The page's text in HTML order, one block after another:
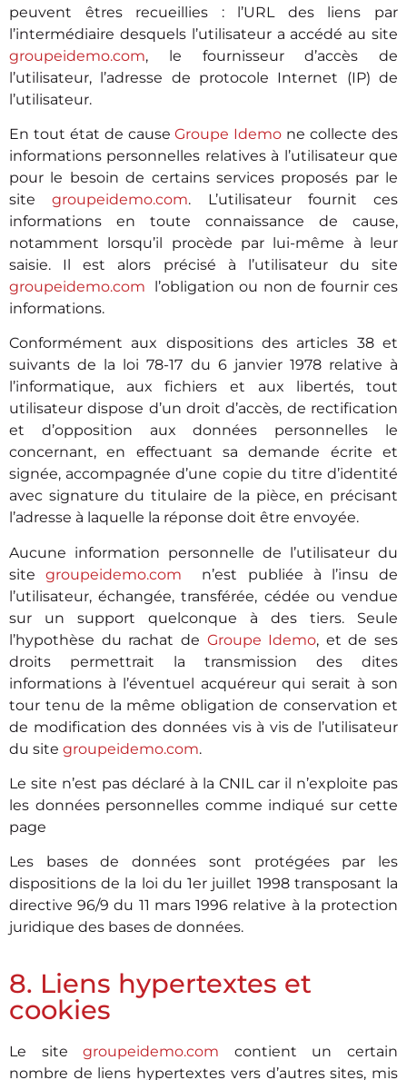
peuvent êtres recueillies : l’URL des liens par
l’intermédiaire desquels l’utilisateur a accédé au site
groupeidemo.com, le fournisseur d’accès de
l’utilisateur, l’adresse de protocole Internet (IP) de
l’utilisateur.
En tout état de causeGroupe Idemo ne collecte des
informations personnelles relatives à l’utilisateur que
pour le besoin de certains services proposés par le
sitegroupeidemo.com. L’utilisateur fournit ces
informations en toute connaissance de cause,
notamment lorsqu’il procède par lui-même à leur
saisie. Il est alors précisé à l’utilisateur du site
groupeidemo.com l’obligation ou non de fournir ces
informations.
Conformément aux dispositions des articles 38 et
suivants de la loi 78-17 du 6 janvier 1978 relative à
l’informatique, aux fichiers et aux libertés, tout
utilisateur dispose d’un droit d’accès, de rectification
et d’opposition aux données personnelles le
concernant, en effectuant sa demande écrite et
signée, accompagnée d’une copie du titre d’identité
avec signature du titulaire de la pièce, en précisant
l’adresse à laquelle la réponse doit être envoyée.
Aucune information personnelle de l’utilisateur du
sitegroupeidemo.com n’est publiée à l’insu de
l’utilisateur, échangée, transférée, cédée ou vendue
sur un support quelconque à des tiers. Seule
l’hypothèse du rachat de Groupe Idemo, et de ses
droits permettrait la transmission des dites
informations à l’éventuel acquéreur qui serait à son
tour tenu de la même obligation de conservation et
de modification des données vis à vis de l’utilisateur
du site groupeidemo.com.
Le site n’est pas déclaré à la CNIL car il n’exploite pas
les données personnelles comme indiqué sur cette
page
Les bases de données sont protégées par les
dispositions de la loi du 1er juillet 1998 transposant la
directive 96/9 du 11 mars 1996 relative à la protection
juridique des bases de données.
8. Liens hypertextes et
cookies
Le sitegroupeidemo.com contient un certain
nombre de liens hypertextes vers d’autres sites, mis